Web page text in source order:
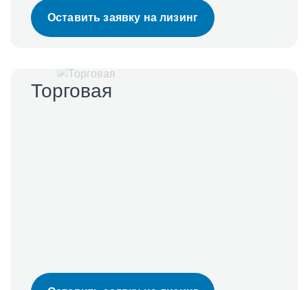
Оставить заявку на лизинг
Торговая